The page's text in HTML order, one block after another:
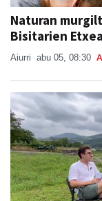
Naturan
Bisitarien
Aiurri abu 05, 08:30